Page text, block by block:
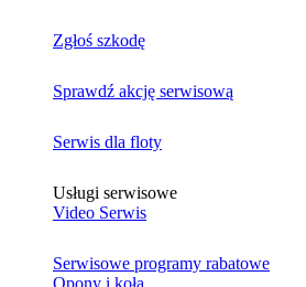
Zgłoś szkodę
Sprawdź akcję serwisową
Serwis dla floty
Usługi serwisowe
Video Serwis
Serwisowe programy rabatowe
Opony i koła